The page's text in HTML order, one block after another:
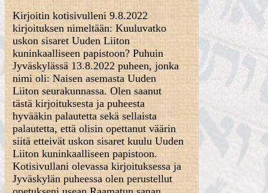
Kirjoitin kotisivulleni 9.8.2022
kirjoituksen nimeltään: Kuuluvatko
uskon sisaret Uuden Liiton
kuninkaalliseen papistoon? Puhuin
Jyväskylässä 13.8.2022 puheen, jonka
nimi oli: Naisen asemasta Uuden
Liiton seurakunnassa. Olen saanut
tästä kirjoituksesta ja puheesta
hyvääkin palautetta sekä sellaista
palautetta, että olisin opettanut väärin
siitä etteivät uskon sisaret kuulu Uuden
Liiton kuninkaalliseen papistoon.
Kotisivullani olevassa kirjoituksessa ja
Jyväskylän puheessa olen perustellut